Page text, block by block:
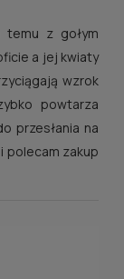
temu z gołym
a jej kwiaty
wzrok
powtarza
przesłania na
polecam zakup